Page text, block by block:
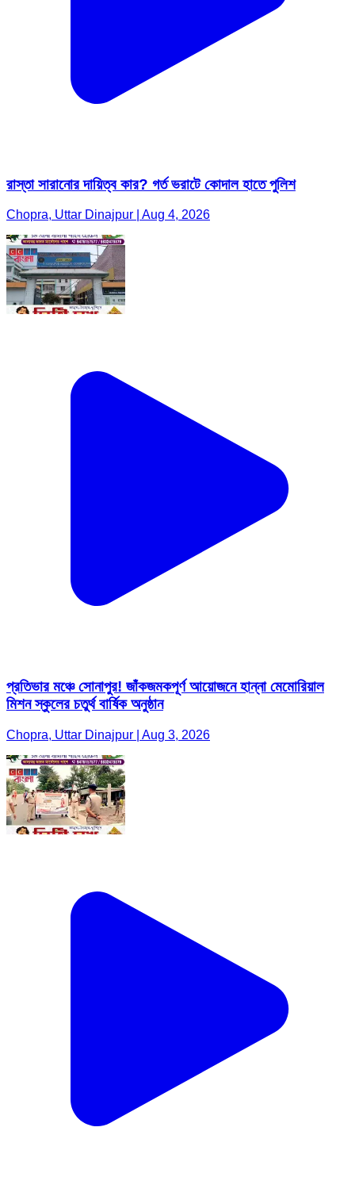
রাস্তা সারানোর দায়িত্ব কার? গর্ত ভরাটে কোদাল হাতে পুলিশ
Chopra, Uttar Dinajpur | Aug 4, 2026
প্রতিভার মঞ্চে সোনাপুর! জাঁকজমকপূর্ণ আয়োজনে হান্না মেমোরিয়াল
মিশন স্কুলের চতুর্থ বার্ষিক অনুষ্ঠান
Chopra, Uttar Dinajpur | Aug 3, 2026